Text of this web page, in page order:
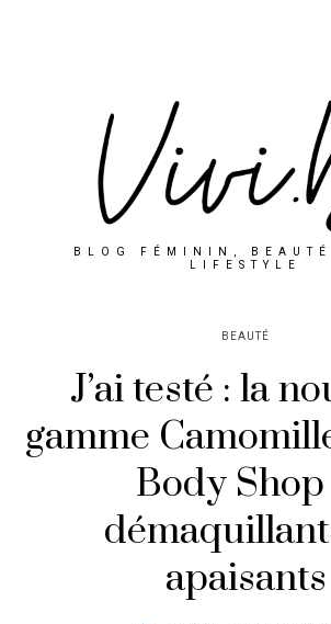
BLOG FÉMININ,
LIFESTYLE
BEAUTÉ
J’ai testé : la
gamme
Body Shop
apaisants